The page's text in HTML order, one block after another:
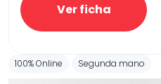
Ver ficha
100% Online Segunda mano